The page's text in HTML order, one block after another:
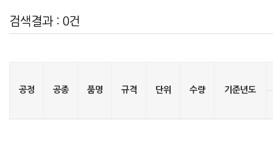
검색결과 : 0건
공정 공종 품명 규격 단위 수량 기준년도